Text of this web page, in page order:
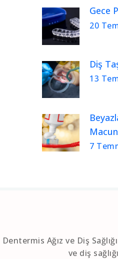
Gece
20
Diş
13
7
Dentermis Ağız ve Diş
ve diş